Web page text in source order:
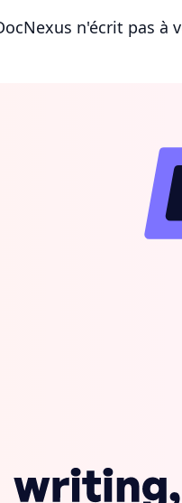
n'écrit pas à